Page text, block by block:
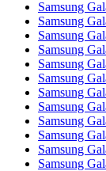
Samsung
Samsung
Samsung
Samsung
Samsung
Samsung
Samsung
Samsung
Samsung
Samsung
Samsung
Samsung